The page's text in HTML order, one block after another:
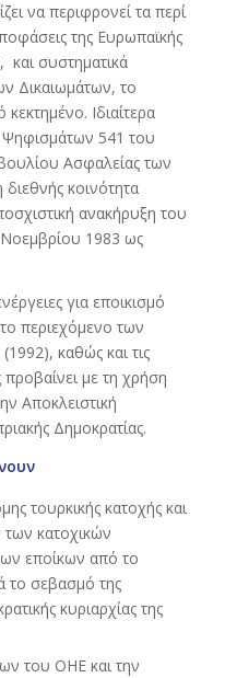
να περιφρονεί τα περί
της Ευρωπαϊκής
συστηματικά
Δικαιωμάτων, το
Ιδιαίτερα
Ψηφισμάτων 541 του
Ασφαλείας των
κοινότητα
ανακήρυξη του
1983 ως
για εποικισμό
περιεχόμενο των
καθώς και τις
προβαίνει με τη χρήση
Αποκλειστική
Δημοκρατίας.
τουρκικής κατοχής και
κατοχικών
εποίκων από το
το σεβασμό της
κυριαρχίας της
του ΟΗΕ και την